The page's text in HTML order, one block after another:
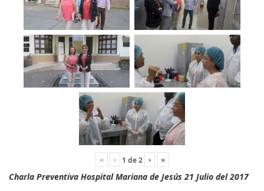
« ‹ 1 de2 › »
Charla Preventiva Hospital Mariana de Jesús 21 Julio del 2017